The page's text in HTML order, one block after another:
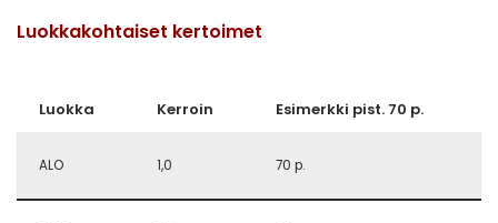
Luokkakohtaiset kertoimet
Luokka Kerroin Esimerkki pist. 70 p.
ALO 1,0 70 p.